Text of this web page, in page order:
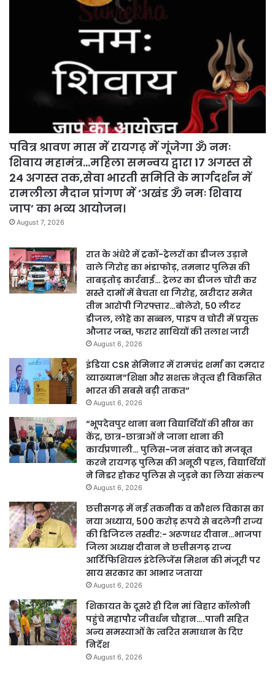
पवित्र श्रावण मास में रायगढ़ में गूंजेगा ॐ नमः
शिवाय महामंत्र…महिला समन्वय द्वारा 17 अगस्त से
24 अगस्त तक,सेवा भारती समिति के मार्गदर्शन में
रामलीला मैदान प्रांगण में ‘अखंड ॐ नमः शिवाय
जाप’ का भव्य आयोजन।
August 7, 2026
रात के अंधेरे में ट्रकों-ट्रेलरों का डीजल उड़ाने
वाले गिरोह का भंडाफोड़, तमनार पुलिस की
ताबड़तोड़ कार्रवाई… ट्रेलर का डीजल चोरी कर
सस्ते दामों में बेचता था गिरोह, खरीदार समेत
तीन आरोपी गिरफ्तार…बोलेरो, 50 लीटर
डीजल, लोहे का सब्बल, पाइप व चोरी में प्रयुक्त
औजार जब्त, फरार साथियों की तलाश जारी
August 6, 2026
इंडिया CSR सेमिनार में रामचंद्र शर्मा का दमदार
व्याख्यान”शिक्षा और सशक्त नेतृत्व ही विकसित
भारत की सबसे बड़ी ताकत”
August 6, 2026
“भूपदेवपुर थाना बना विद्यार्थियों की सीख का
केंद्र, छात्र-छात्राओं ने जाना थाना की
कार्यप्रणाली… पुलिस-जन संवाद को मजबूत
करने रायगढ़ पुलिस की अनूठी पहल, विद्यार्थियों
ने निडर होकर पुलिस से जुड़ने का लिया संकल्प
August 6, 2026
छत्तीसगढ़ में नई तकनीक व कौशल विकास का
नया अध्याय, 500 करोड़ रुपये से बदलेगी राज्य
की डिजिटल तस्वीर:- अरूणधर दीवान…भाजपा
जिला अध्यक्ष दीवान ने छत्तीसगढ़ राज्य
आर्टिफिशियल इंटेलिजेंस मिशन की मंजूरी पर
साय सरकार का आभार जताया
August 6, 2026
शिकायत के दूसरे ही दिन मां विहार कॉलोनी
पहुंचे महापौर जीवर्धन चौहान….पानी सहित
अन्य समस्याओं के त्वरित समाधान के दिए
निर्देश
August 6, 2026